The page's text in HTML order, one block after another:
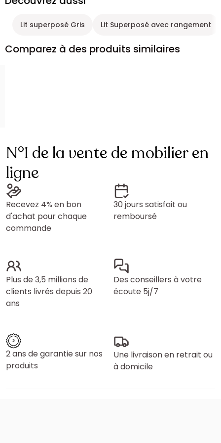
Lit superposé Gris Lit Superposé avec rangement
Comparez à des produits similaires
N°1 de la vente de mobilier en
ligne
Recevez 4% en bon
d'achat pour chaque
commande
30 jours satisfait ou
remboursé
Plus de 3,5 millions de
clients livrés depuis 20
ans
Des conseillers à votre
écoute 5j/7
2 ans de garantie sur nos
produits
Une livraison en retrait ou
à domicile